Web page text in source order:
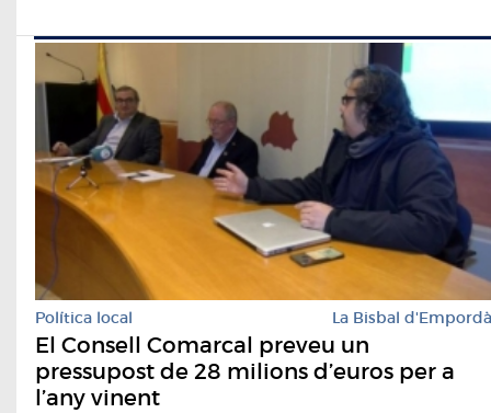
Política local La Bisbal d'Empordà
El Consell Comarcal preveu un
pressupost de 28 milions d’euros per a
l’any vinent